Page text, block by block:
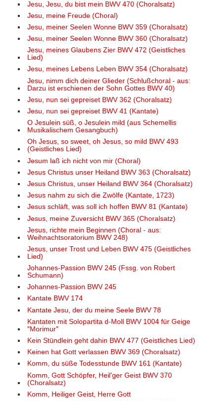
Jesu, Jesu, du bist mein BWV 470 (Choralsatz)
Jesu, meine Freude (Choral)
Jesu, meiner Seelen Wonne BWV 359 (Choralsatz)
Jesu, meiner Seelen Wonne BWV 360 (Choralsatz)
Jesu, meines Glaubens Zier BWV 472 (Geistliches
Lied)
Jesu, meines Lebens Leben BWV 354 (Choralsatz)
Jesu, nimm dich deiner Glieder (Schlußchoral - aus:
Darzu ist erschienen der Sohn Gottes BWV 40)
Jesu, nun sei gepreiset BWV 362 (Choralsatz)
Jesu, nun sei gepreiset BWV 41 (Kantate)
O Jesulein süß, o Jesulein mild (aus Schemellis
Musikalischem Gesangbuch)
Oh Jesus, so sweet, oh Jesus, so mild BWV 493
(Geistliches Lied)
Jesum laß ich nicht von mir (Choral)
Jesus Christus unser Heiland BWV 363 (Choralsatz)
Jesus Christus, unser Heiland BWV 364 (Choralsatz)
Jesus nahm zu sich die Zwölfe (Kantate, 1723)
Jesus schläft, was soll ich hoffen BWV 81 (Kantate)
Jesus, meine Zuversicht BWV 365 (Choralsatz)
Jesus, richte mein Beginnen (Choral - aus:
Weihnachtsoratorium BWV 248)
Jesus, unser Trost und Leben BWV 475 (Geistliches
Lied)
Johannes-Passion BWV 245 (Fssg. von Robert
Schumann)
Johannes-Passion BWV 245
Kantate BWV 174
Kantate Jesu, der du meine Seele BWV 78
Kantaten mit Solopartita d-Moll BWV 1004 für Geige
"Morimur"
Kein Stündlein geht dahin BWV 477 (Geistliches Lied)
Keinen hat Gott verlassen BWV 369 (Choralsatz)
Komm, du süße Todesstunde BWV 161 (Kantate)
Komm, Gott Schöpfer, Heil'ger Geist BWV 370
(Choralsatz)
Komm, Heiliger Geist, Herre Gott